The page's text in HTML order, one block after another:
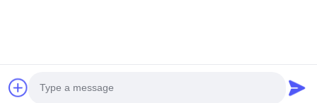
© 2026 Beijing Silk Road Enterprise Management Services Co.,LTD. All